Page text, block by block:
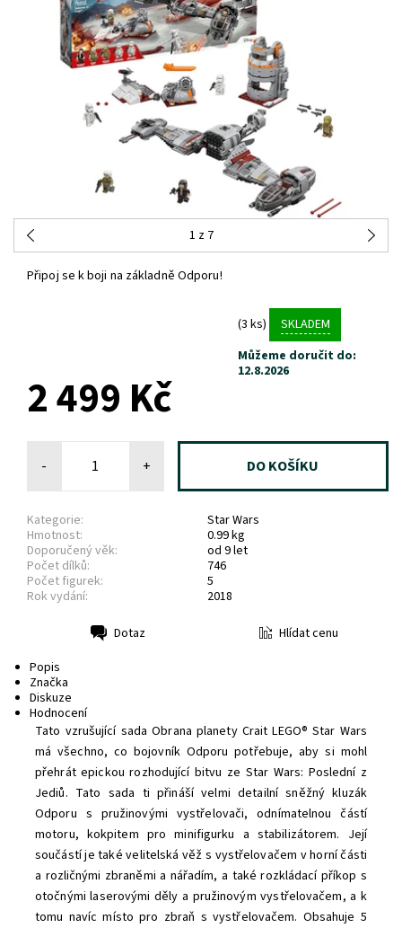
1 z 7
Připoj se k boji na základně Odporu!
(3 ks)
SKLADEM
Můžeme doručit do:
12.8.2026
2 499 Kč
- +
Kategorie:
Star Wars
Hmotnost:
0.99 kg
Doporučený věk:
od 9 let
Počet dílků:
746
Počet figurek:
5
Rok vydání:
2018
Dotaz
Hlídat cenu
Popis
Značka
Diskuze
Hodnocení
Tato vzrušující sada Obrana planety Crait LEGO® Star Wars
má všechno, co bojovník Odporu potřebuje, aby si mohl
přehrát epickou rozhodující bitvu ze Star Wars: Poslední z
Jediů. Tato sada ti přináší velmi detailní sněžný kluzák
Odporu s pružinovými vystřelovači, odnímatelnou částí
motoru, kokpitem pro minifigurku a stabilizátorem. Její
součástí je také velitelská věž s vystřelovačem v horní části
a rozličnými zbraněmi a nářadím, a také rozkládací příkop s
otočnými laserovými děly a pružinovým vystřelovačem, a k
tomu navíc místo pro zbraň s vystřelovačem. Obsahuje 5